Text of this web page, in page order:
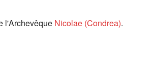
l'Archevêque Nicolae (Condrea).